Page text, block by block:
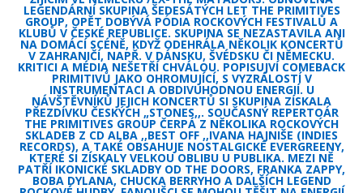
LEGENDÁRNÍ SKUPINA ŠEDESÁTÝCH LET THE PRIMITIVES
GROUP, OPĚT DOBÝVÁ PÓDIA ROCKOVÝCH FESTIVALŮ A
KLUBŮ V ČESKÉ REPUBLICE. SKUPINA SE NEZASTAVILA ANI
NA DOMÁCÍ SCÉNĚ, KDYŽ ODEHRÁLA NĚKOLIK KONCERTŮ
V ZAHRANIČÍ, NAPŘ. V DÁNSKU, ŠVÉDSKU ČI NĚMECKU.
KRITICI A MÉDIA NEŠETŘÍ CHVÁLOU. POPISUJVÍ COMEBACK
PRIMITIVŮ JAKO OHROMUJÍCÍ, S VYZRÁLOSTÍ V
INSTRUMENTACI A OBDIVUHODNOU ENERGIÍ. U
NÁVŠTĚVNÍKŮ JEJICH KONCERTŮ SI SKUPINA ZÍSKALA
PŘEZDÍVKU ČESKÝCH „STONES,,. SOUČASNÝ REPERTOÁR
THE PRIMITIVES GROUP ČERPÁ Z NĚKOLIKA ROCKOVÝCH
SKLADEB Z CD ALBA ,,BEST OFF ,,IVANA HAJNIŠE (INDIES
RECORDS), A TAKÉ OBSAHUJE NOSTALGICKÉ EVERGREENY,
KTERÉ SI ZÍSKALY VELKOU OBLIBU U PUBLIKA. MEZI NĚ
PATŘÍ IKONICKÉ SKLADBY OD THE DOORS, FRANKA ZAPPY,
BOBA DYLANA, CHUCKA BERRYHO A DALŠÍCH LEGEND